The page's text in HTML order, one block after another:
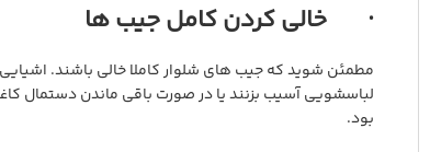
· خالی کردن کامل جیب ها
مطمئن شوید که جیب های شلوار کاملا خالی باشند.
لباسشویی آسیب بزنند یا در صورت باقی ماندن دستمال
بود.